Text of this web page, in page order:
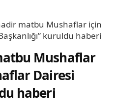
matbu Mushaflar için
kuruldu haberi
Mushaflar
Dairesi
haberi